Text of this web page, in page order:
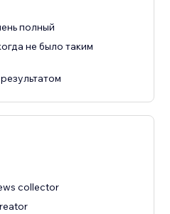
полный
не было таким
collector